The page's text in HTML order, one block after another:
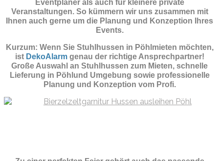
Eventplaner als auch für kleinere private
Veranstaltungen. So kümmern wir uns zusammen mit
Ihnen auch gerne um die Planung und Konzeption Ihres
Events.
Kurzum: Wenn Sie Stuhlhussen in Pöhlmieten möchten,
ist DekoAlarmgenau der richtige Ansprechpartner!
Große Auswahl an Stuhlhussen zum Mieten, schnelle
Lieferung in Pöhlund Umgebung sowie professionelle
Planung und Konzeption vom Profi.